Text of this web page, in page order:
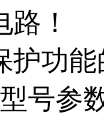
！
护功
号参